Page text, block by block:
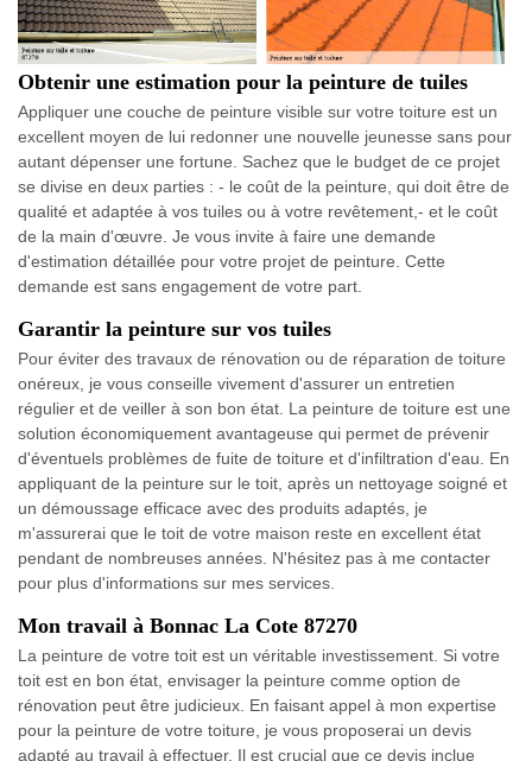
Obtenir une estimation pour la peinture de tuiles
Appliquer une couche de peinture visible sur votre toiture est un
excellent moyen de lui redonner une nouvelle jeunesse sans pour
autant dépenser une fortune. Sachez que le budget de ce projet
se divise en deux parties : - le coût de la peinture, qui doit être de
qualité et adaptée à vos tuiles ou à votre revêtement,- et le coût
de la main d'œuvre. Je vous invite à faire une demande
d'estimation détaillée pour votre projet de peinture. Cette
demande est sans engagement de votre part.
Garantir la peinture sur vos tuiles
Pour éviter des travaux de rénovation ou de réparation de toiture
onéreux, je vous conseille vivement d'assurer un entretien
régulier et de veiller à son bon état. La peinture de toiture est une
solution économiquement avantageuse qui permet de prévenir
d'éventuels problèmes de fuite de toiture et d'infiltration d'eau. En
appliquant de la peinture sur le toit, après un nettoyage soigné et
un démoussage efficace avec des produits adaptés, je
m'assurerai que le toit de votre maison reste en excellent état
pendant de nombreuses années. N'hésitez pas à me contacter
pour plus d'informations sur mes services.
Mon travail à Bonnac La Cote 87270
La peinture de votre toit est un véritable investissement. Si votre
toit est en bon état, envisager la peinture comme option de
rénovation peut être judicieux. En faisant appel à mon expertise
pour la peinture de votre toiture, je vous proposerai un devis
adapté au travail à effectuer. Il est crucial que ce devis inclue